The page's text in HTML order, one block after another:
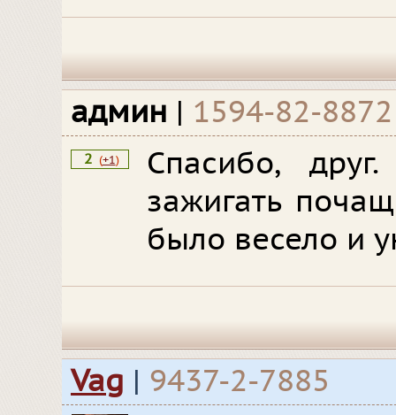
админ | 1594-82-8872
2 (+1)
Спасибо,
зажигать
было весело и
Vag | 9437-2-7885